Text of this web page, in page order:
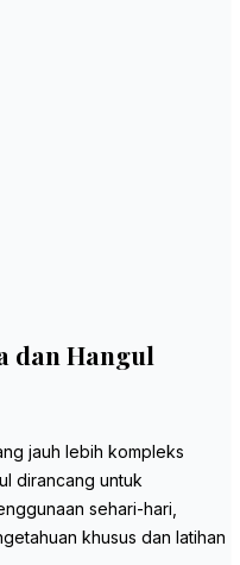
dan Hangul
jauh lebih kompleks
dirancang untuk
sehari-hari,
khusus dan latihan